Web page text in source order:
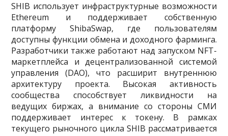
SHIB использует инфраструктурные возможности
Ethereum и поддерживает собственную
платформу ShibaSwap, где пользователям
доступны функции обмена и доходного фарминга.
Разработчики также работают над запуском NFT-
маркетплейса и децентрализованной системой
управления (DAO), что расширит внутреннюю
архитектуру проекта. Высокая активность
сообщества способствует ликвидности на
ведущих биржах, а внимание со стороны СМИ
поддерживает интерес к токену. В рамках
текущего рыночного цикла SHIB рассматривается